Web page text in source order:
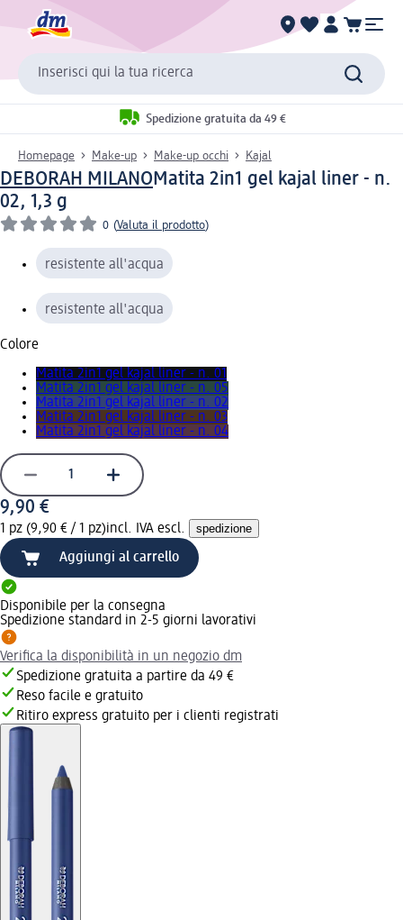
Inserisci qui la tua ricerca
Spedizione gratuita da 49 €
Homepage Make-up Make-up occhi Kajal
DEBORAH MILANOMatita 2in1 gel kajal liner - n.
02, 1,3 g
0 (Valuta il prodotto)
resistente all'acqua
resistente all'acqua
Colore
Matita 2in1 gel kajal liner - n. 01
Matita 2in1 gel kajal liner - n. 05
Matita 2in1 gel kajal liner - n. 02
Matita 2in1 gel kajal liner - n. 03
Matita 2in1 gel kajal liner - n. 04
9,90 €
1 pz (9,90 € / 1 pz)incl. IVA escl. spedizione
Aggiungi al carrello
Disponibile per la consegna
Spedizione standard in 2-5 giorni lavorativi
Verifica la disponibilità in un negozio dm
Spedizione gratuita a partire da 49 €
Reso facile e gratuito
Ritiro express gratuito per i clienti registrati